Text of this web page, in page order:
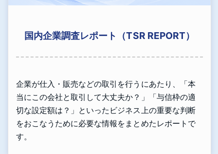
国内企業調査レポート（TSR REPORT）
企業が仕入・販売などの取引を行うにあたり、「本
当にこの会社と取引して大丈夫か？」「与信枠の適
切な設定額は？」といったビジネス上の重要な判断
をおこなうために必要な情報をまとめたレポートで
す。